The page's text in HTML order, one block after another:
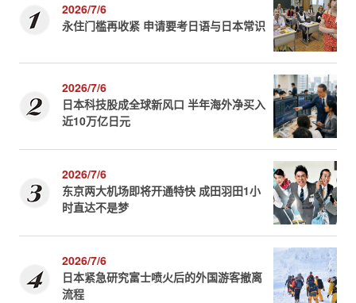
2026/7/6
永住门槛再收紧 申请要考日语与日本常识
2026/7/6
日本科技股成全球新风口 半年海外净买入
近10万亿日元
2026/7/6
东京两大机场即将开通特快 成田羽田1小
时直达不是梦
2026/7/6
日本紧急研究富士喷火后的外国游客撤离
流程